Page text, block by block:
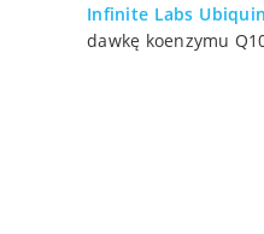
Infinite Labs
dawkę koenzymu